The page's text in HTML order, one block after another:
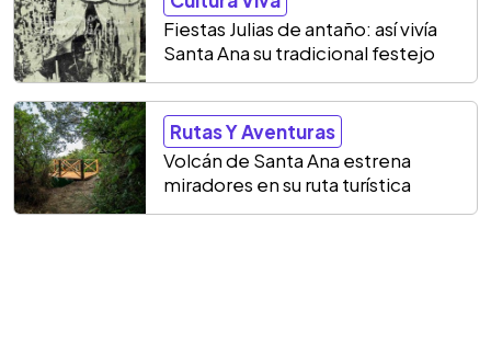
Fiestas Julias de antaño: así vivía
Santa Ana su tradicional festejo
Rutas Y Aventuras
Volcán de Santa Ana estrena
miradores en su ruta turística